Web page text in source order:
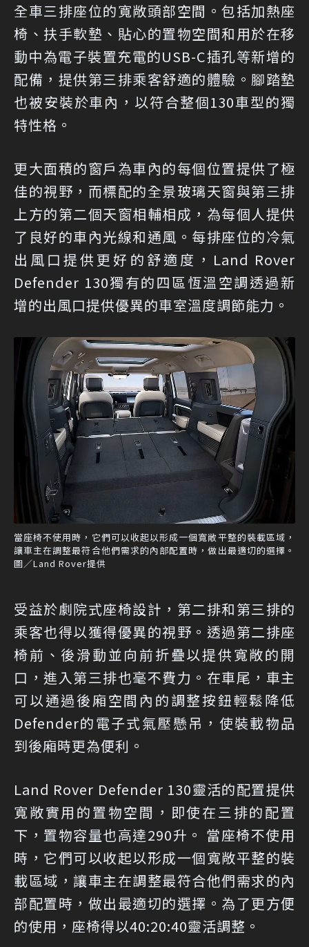
全車三排座位的寬敞頭部空間。包括加熱座
椅、扶手軟墊、貼心的置物空間和用於在移
動中為電子裝置充電的USB-C插孔等新增的
配備，提供第三排乘客舒適的體驗。腳踏墊
也被安裝於車內，以符合整個130車型的獨
特性格。
更大面積的窗戶為車內的每個位置提供了極
佳的視野，而標配的全景玻璃天窗與第三排
上方的第二個天窗相輔相成，為每個人提供
了良好的車內光線和通風。每排座位的冷氣
出風口提供更好的舒適度，Land Rover
Defender 130獨有的四區恆溫空調透過新
增的出風口提供優異的車室溫度調節能力。
當座椅不使用時，它們可以收起以形成一個寬敞平整的裝載區域，
讓車主在調整最符合他們需求的內部配置時，做出最適切的選擇。
圖／Land Rover提供
受益於劇院式座椅設計，第二排和第三排的
乘客也得以獲得優異的視野。透過第二排座
椅前、後滑動並向前折疊以提供寬敞的開
口，進入第三排也毫不費力。在車尾，車主
可以通過後廂空間內的調整按鈕輕鬆降低
Defender的電子式氣壓懸吊，使裝載物品
到後廂時更為便利。
Land Rover Defender 130靈活的配置提供
寬敞實用的置物空間，即使在三排的配置
下，置物容量也高達290升。 當座椅不使用
時，它們可以收起以形成一個寬敞平整的裝
載區域，讓車主在調整最符合他們需求的內
部配置時，做出最適切的選擇。為了更方便
的使用，座椅得以40:20:40靈活調整。